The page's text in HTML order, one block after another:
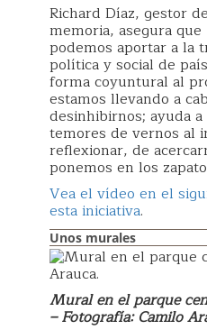
Richard Díaz, gestor
memoria, asegura
podemos aportar a la
política y social de
forma coyuntural al
estamos llevando a
desinhibirnos; ayuda
temores de vernos al
reflexionar, de
ponemos en los
Vea el vídeo en el
esta iniciativa.
Unos murales
Mural en el parque
– Fotografía: Camilo